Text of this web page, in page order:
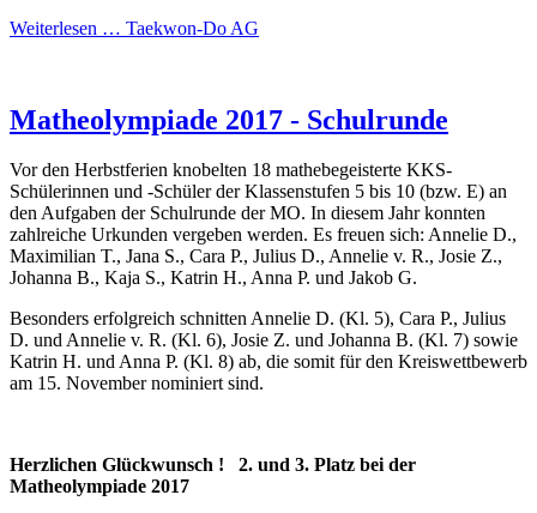
Weiterlesen … Taekwon-Do AG
Matheolympiade 2017 - Schulrunde
Vor den Herbstferien knobelten 18 mathebegeisterte KKS-
Schülerinnen und -Schüler der Klassenstufen 5 bis 10 (bzw. E) an
den Aufgaben der Schulrunde der MO. In diesem Jahr konnten
zahlreiche Urkunden vergeben werden. Es freuen sich: Annelie D.,
Maximilian T., Jana S., Cara P., Julius D., Annelie v. R., Josie Z.,
Johanna B., Kaja S., Katrin H., Anna P. und Jakob G.
Besonders erfolgreich schnitten Annelie D. (Kl. 5), Cara P., Julius
D. und Annelie v. R. (Kl. 6), Josie Z. und Johanna B. (Kl. 7) sowie
Katrin H. und Anna P. (Kl. 8) ab, die somit für den Kreiswettbewerb
am 15. November nominiert sind.
Herzlichen Glückwunsch ! 2. und 3. Platz bei der
Matheolympiade 2017